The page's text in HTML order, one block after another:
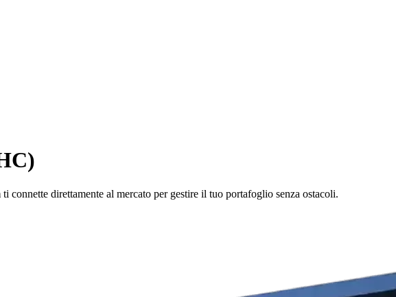
direttamente al mercato per gestire il tuo portafoglio senza ostacoli.